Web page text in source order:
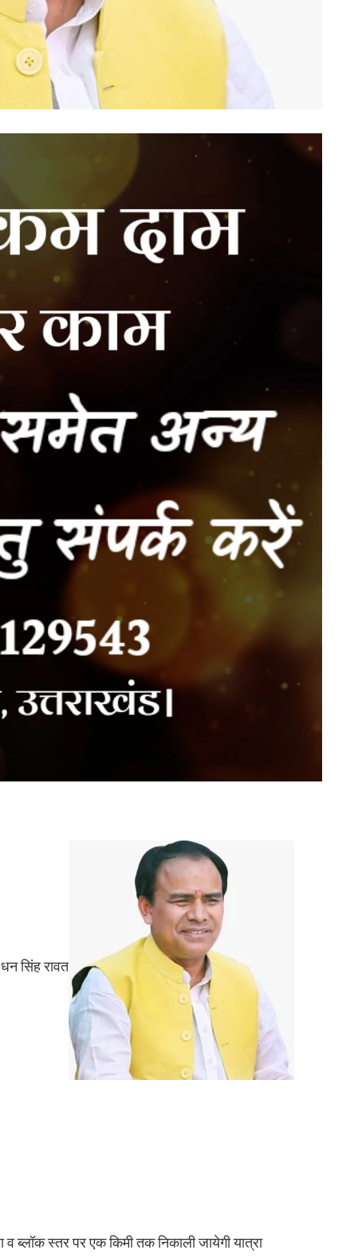
सिंह रावत
ब्लॉक स्तर पर एक किमी तक निकाली जायेगी यात्रा